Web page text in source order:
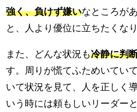
強く、負けず嫌いなところが
と、人より優位に立ちたくなり
また、どんな状況も冷静に判
す。周りが慌てふためいてい
いて状況を見て、人を正しく
いう時には頼もしいリーダー